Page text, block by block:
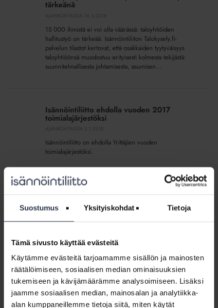
Suostumus Yksityiskohdat Tietoja
Tämä sivusto käyttää evästeitä
Käytämme evästeitä tarjoamamme sisällön ja mainosten
räätälöimiseen, sosiaalisen median ominaisuuksien
tukemiseen ja kävijämäärämme analysoimiseen. Lisäksi
jaamme sosiaalisen median, mainosalan ja analytiikka-
alan kumppaneillemme tietoja siitä, miten käytät
tärkeänä
15 000 ihmistä ei voi olla väärässä: taloyhtiöiden
hallitustyö on tärkeää. Isännöintiliiton Talokysely.fi-
palvelun tilastot kertovat, että osakkaiden tyytyväisyys
taloyhtiöönsä muodostuu erityisesti kolmesta tekijästä:
suunnitelmallisesta johtamisesta, asumisen...
Isännöintiliitto ehdolla vuoden 2017
toimialajärjestöksi
Isännöintiliitto on ehdolla Yrittäjien vuoden
toimialajärjestöksi.
Kaapelointisäädöksiä
ja
tiedonanto-
oikeuksia
oikeuksia viilattava
3.1.2018
poliisin tiedonsaantioikeuksiin hallintaanottotilanteessa.
Lausunto
luonnoksesta
hallituksen
esitykseksi
Lausunto luonnoksesta hallituksen
esitykseksi laiksi henkilötietojen käsittelystä